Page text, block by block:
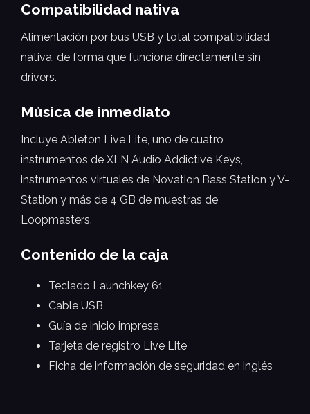
Compatibilidad nativa
Alimentación por bus USB y total compatibilidad
nativa, de forma que funciona directamente sin
drivers.
Música de inmediato
Incluye Ableton Live Lite, uno de cuatro
instrumentos de XLN Audio Addictive Keys,
instrumentos virtuales de Novation Bass Station y V-
Station y más de 4 GB de muestras de
Loopmasters.
Contenido de la caja
Teclado Launchkey 61
Cable USB
Guía de inicio impresa
Tarjeta de registro Live Lite
Ficha de información de seguridad en inglés